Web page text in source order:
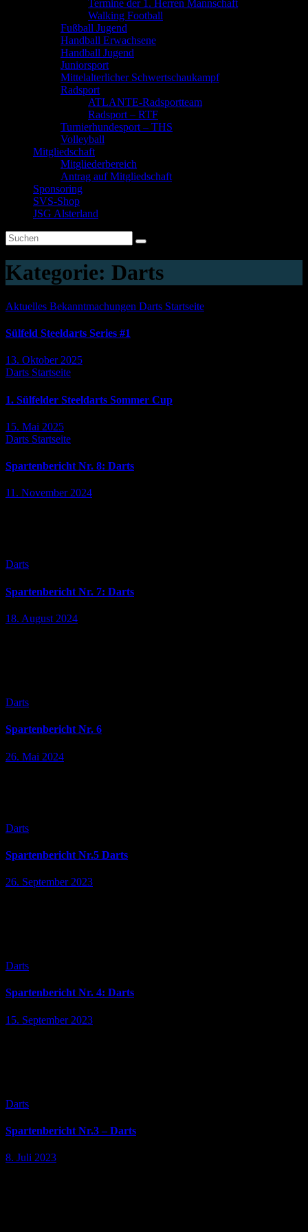
Termine der 1. Herren Mannschaft
Walking Football
Fußball Jugend
Handball Erwachsene
Handball Jugend
Juniorsport
Mittelalterlicher Schwertschaukampf
Radsport
ATLANTE-Radsportteam
Radsport – RTF
Turnierhundesport – THS
Volleyball
Mitgliedschaft
Mitgliederbereich
Antrag auf Mitgliedschaft
Sponsoring
SVS-Shop
JSG Alsterland
Kategorie: Darts
Aktuelles Bekanntmachungen Darts Startseite
Sülfeld Steeldarts Series #1
13. Oktober 2025
Darts Startseite
1. Sülfelder Steeldarts Sommer Cup
15. Mai 2025
Darts Startseite
Spartenbericht Nr. 8: Darts
11. November 2024
Darts
Spartenbericht Nr. 7: Darts
18. August 2024
Darts
Spartenbericht Nr. 6
26. Mai 2024
Darts
Spartenbericht Nr.5 Darts
26. September 2023
Darts
Spartenbericht Nr. 4: Darts
15. September 2023
Darts
Spartenbericht Nr.3 – Darts
8. Juli 2023